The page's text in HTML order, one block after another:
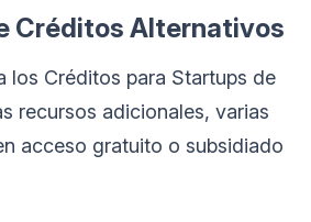
Créditos Alternativos
los Créditos para Startups de
recursos adicionales, varias
acceso gratuito o subsidiado